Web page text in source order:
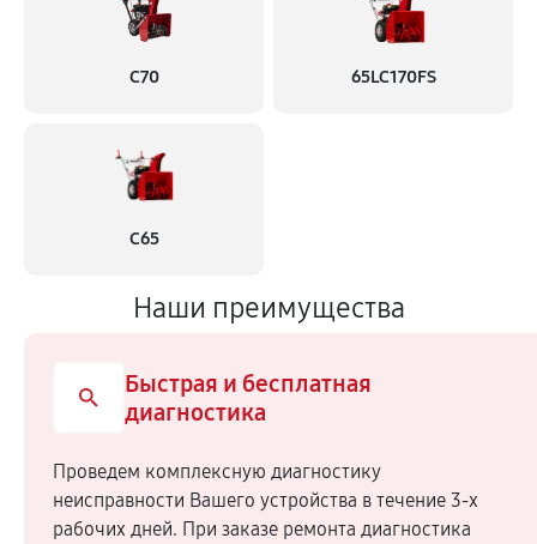
С70 65LC170FS
С65
Наши преимущества
Быстрая и бесплатная
диагностика
Проведем комплексную диагностику
неисправности Вашего устройства в течение 3-х
рабочих дней. При заказе ремонта диагностика